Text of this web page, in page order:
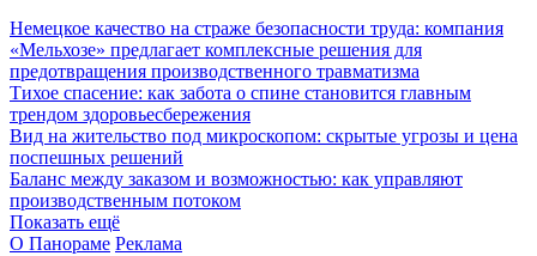
Немецкое качество на страже безопасности труда: компания
«Мельхозе» предлагает комплексные решения для
предотвращения производственного травматизма
Тихое спасение: как забота о спине становится главным
трендом здоровьесбережения
Вид на жительство под микроскопом: скрытые угрозы и цена
поспешных решений
Баланс между заказом и возможностью: как управляют
производственным потоком
Показать ещё
О Панораме Реклама